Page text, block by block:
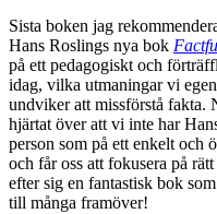
Sista boken jag
Hans Roslings nya bok
på ett pedagogiskt och
idag, vilka utmaningar vi
undviker att missförstå fakta.
hjärtat över att vi inte har
person som på ett enkelt och
och får oss att fokusera på
efter sig en fantastisk bok
till många framöver!